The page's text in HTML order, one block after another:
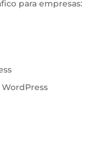
para empresas: